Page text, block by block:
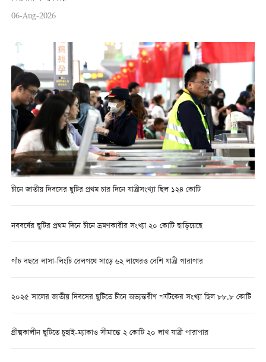
06-Aug-2026
চীনে জাতীয় দিবসের ছুটির প্রথম চার দিনে যাত্রীসংখ্যা ছিল ১২৪ কোটি
নববর্ষের ছুটির প্রথম দিনে চীনে ভ্রমণকারীর সংখ্যা ২০ কোটি ছাড়িয়েছে
পাঁচ বছরে লাসা-লিংচি রেলপথে সাড়ে ৬২ লাখেরও বেশি যাত্রী পারাপার
২০২৫ সালের জাতীয় দিবসের ছুটিতে চীনে অভ্যন্তরীণ পর্যটকের সংখ্যা ছিল ৮৮.৮ কোটি
গ্রীষ্মকালীন ছুটিতে চুহাই-ম্যাকাও সীমান্তে ২ কোটি ২০ লাখ যাত্রী পারাপার